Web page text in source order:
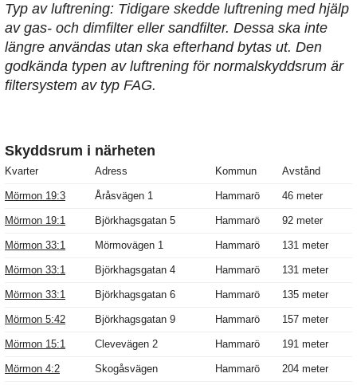
Typ av luftrening: Tidigare skedde luftrening med hjälp
av gas- och dimfilter eller sandfilter. Dessa ska inte
längre användas utan ska efterhand bytas ut. Den
godkända typen av luftrening för normalskyddsrum är
filtersystem av typ FAG.
Skyddsrum i närheten
Kvarter Adress Kommun Avstånd
Mörmon 19:3 Åråsvägen 1 Hammarö 46 meter
Mörmon 19:1 Björkhagsgatan 5 Hammarö 92 meter
Mörmon 33:1 Mörmovägen 1 Hammarö 131 meter
Mörmon 33:1 Björkhagsgatan 4 Hammarö 131 meter
Mörmon 33:1 Björkhagsgatan 6 Hammarö 135 meter
Mörmon 5:42 Björkhagsgatan 9 Hammarö 157 meter
Mörmon 15:1 Clevevägen 2 Hammarö 191 meter
Mörmon 4:2 Skogåsvägen Hammarö 204 meter